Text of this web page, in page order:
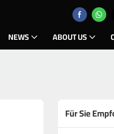
NEWS ABOUT US
Für Sie